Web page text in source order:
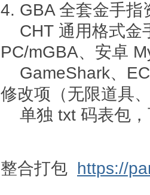
4. GBA 全套金手指
CHT 通用格式金
PC/mGBA、安卓
GameShark、EC
修改项（无限道具
单独 txt 码表包，
整合打包 https://